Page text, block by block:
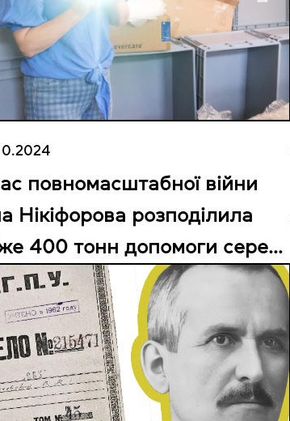
повномасштабної війни
Нікіфорова розподілила
400 тонн допомоги серед
800 музеїв. Як їй це